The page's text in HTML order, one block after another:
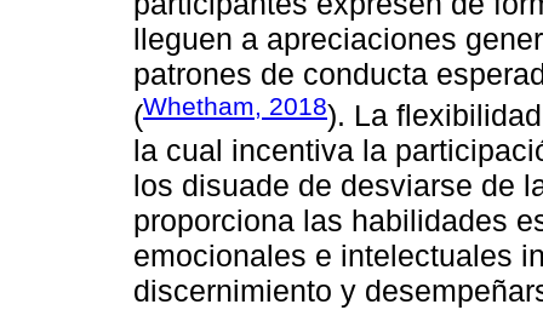
lleguen a apreciaciones
patrones de conducta
(Whetham, 2018). La
la cual incentiva la
los disuade de desviarse de
proporciona las habilidades
emocionales e intelectuales
discernimiento y